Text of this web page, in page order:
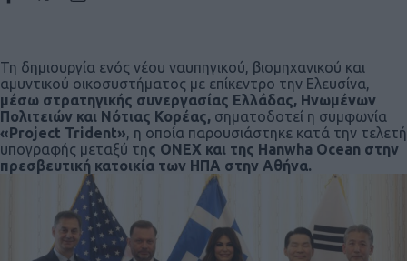
Τη δημιουργία ενός νέου ναυπηγικού, βιομηχανικού και
αμυντικού οικοσυστήματος με επίκεντρο την Ελευσίνα,
μέσω στρατηγικής συνεργασίας Ελλάδας, Ηνωμένων
Πολιτειών και Νότιας Κορέας, σηματοδοτεί η συμφωνία
«Project Trident», η οποία παρουσιάστηκε κατά την τελετή
υπογραφής μεταξύ της ONEX και της Hanwha Ocean στην
πρεσβευτική κατοικία των ΗΠΑ στην Αθήνα.